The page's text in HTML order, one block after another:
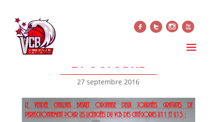
f t i x
PERFECTIONNEMENT DES 20-
21 OCTOBRE
27 septembre 2016